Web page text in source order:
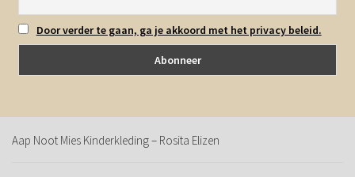
Door verder te gaan, ga je akkoord met het privacy beleid.
Aap Noot Mies Kinderkleding – Rosita Elizen